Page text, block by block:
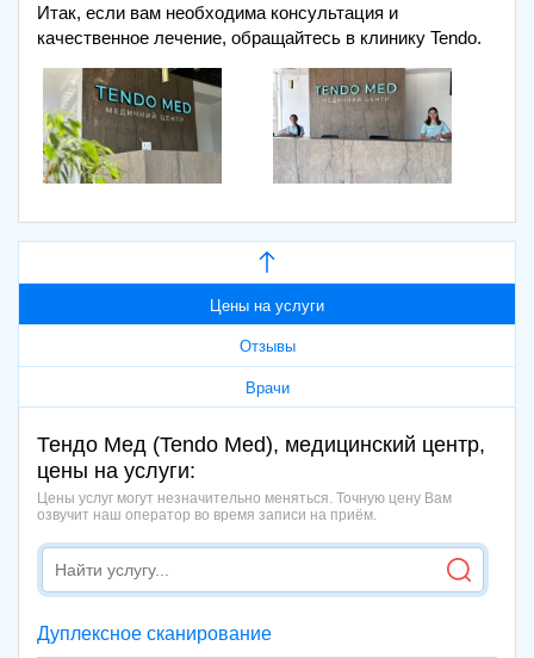
Итак, если вам необходима консультация и
качественное лечение, обращайтесь в клинику Tendo.
Цены на услуги
Отзывы
Врачи
Тендо Мед (Tendo Med), медицинский центр,
цены на услуги:
Цены услуг могут незначительно меняться. Точную цену Вам
озвучит наш оператор во время записи на приём.
Дуплексное сканирование